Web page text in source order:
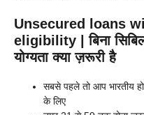
Unsecured loans
eligibility | बिना
योग्यता क्या ज़रूरी है
सबसे पहले तो आप भारतीय
के लिए